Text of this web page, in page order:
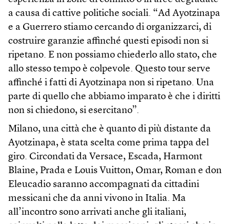
a causa di cattive politiche sociali. “Ad Ayotzinapa
e a Guerrero stiamo cercando di organizzarci, di
costruire garanzie affinché questi episodi non si
ripetano. E non possiamo chiederlo allo stato, che
allo stesso tempo è colpevole. Questo tour serve
affinché i fatti di Ayotzinapa non si ripetano. Una
parte di quello che abbiamo imparato è che i diritti
non si chiedono, si esercitano”.
Milano, una città che è quanto di più distante da
Ayotzinapa, è stata scelta come prima tappa del
giro. Circondati da Versace, Escada, Harmont
Blaine, Prada e Louis Vuitton, Omar, Roman e don
Eleucadio saranno accompagnati da cittadini
messicani che da anni vivono in Italia. Ma
all’incontro sono arrivati anche gli italiani,